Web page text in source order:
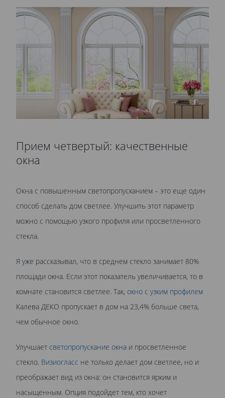
Прием четвертый: качественные
окна
Окна с повышенным светопропусканием – это еще один
способ сделать дом светлее. Улучшить этот параметр
можно с помощью узкого профиля или просветленного
стекла.
Я уже рассказывал, что в среднем стекло занимает 80%
площади окна. Если этот показатель увеличивается, то в
комнате становится светлее. Так, окно с узким профилем
Калева ДЕКО пропускает в дом на 23,4% больше света,
чем обычное окно.
Улучшает светопропускание окна и просветленное
стекло. Визиогласс не только делает дом светлее, но и
преображает вид из окна: он становится ярким и
насыщенным. Опция подойдет тем, кто хочет